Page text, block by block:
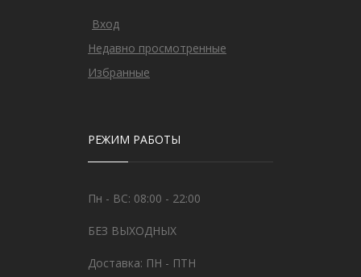
Вход
Недавно просмотренные
Избранные
РЕЖИМ РАБОТЫ
Пн - ВС: 08:00 - 22:00
БЕЗ ВЫХОДНЫХ
Доставка: ПН - ПТН